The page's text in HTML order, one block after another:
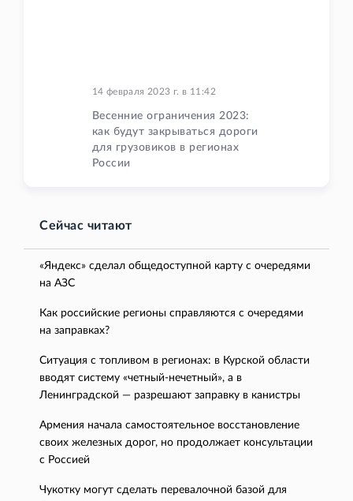
14 февраля 2023 г. в 11:42
Весенние ограничения 2023:
как будут закрываться дороги
для грузовиков в регионах
России
Сейчас читают
«Яндекс» сделал общедоступной карту с очередями
на АЗС
Как российские регионы справляются с очередями
на заправках?
Ситуация с топливом в регионах: в Курской области
вводят систему «четный-нечетный», а в
Ленинградской — разрешают заправку в канистры
Армения начала самостоятельное восстановление
своих железных дорог, но продолжает консультации
с Россией
Чукотку могут сделать перевалочной базой для